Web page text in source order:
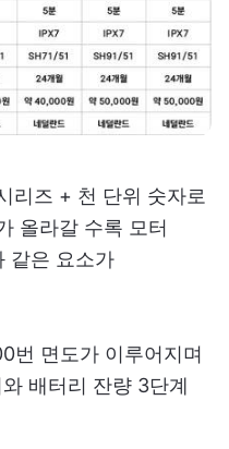
리즈 + 천 단위 숫자로
올라갈 수록 모터
같은 요소가
번 면도가 이루어지며
배터리 잔량 3단계